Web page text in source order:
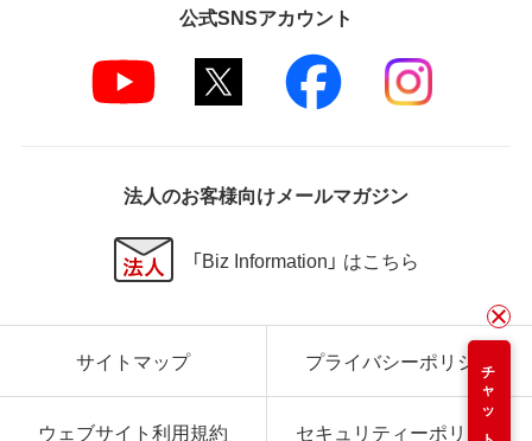
チャット
公式SNSアカウント
法人のお客様向けメールマガジン
「Biz Information」 はこちら
サイトマップ プライバシーポリシー
ウェブサイト利用規約 セキュリティーポリシー